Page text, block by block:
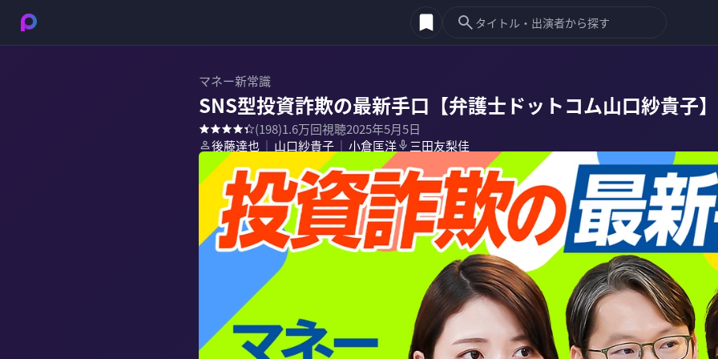
マネー新常識
SNS型投資詐欺の最新手口【弁護士ドットコム山口紗貴子】
(198)1.6万回視聴2025年5月5日
後藤達也 ｜ 山口紗貴子 ｜ 小倉匡洋 三田友梨佳